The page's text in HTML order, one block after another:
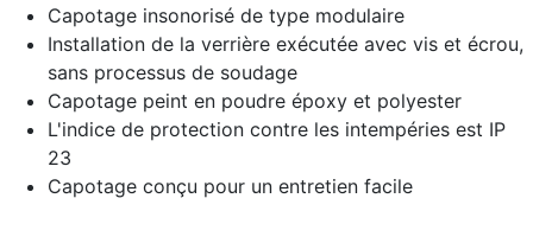
Capotage insonorisé de type modulaire
Installation de la verrière exécutée avec vis et écrou,
sans processus de soudage
Capotage peint en poudre époxy et polyester
L'indice de protection contre les intempéries est IP
23
Capotage conçu pour un entretien facile